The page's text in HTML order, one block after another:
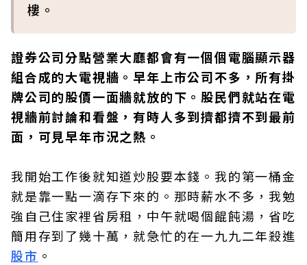
樓。
證券公司分點營業大廳都會有一個個電腦顯示器
組合成的大電視牆。早年上市公司不多，所有掛
牌公司的股價一面牆就放的下。股民們就站在電
視牆前討論和看盤，有時人多到擠都擠不到最前
面，可見早年市況之熱。
我開始工作後就知道炒股要本錢。我的第一桶金
就是靠一點一滴存下來的。那時薪水不多，我勉
強自己住家裡省房租，中午就喝個餛飩湯，省吃
簡用存到了幾十萬，就急忙的在一九九二年殺進
股市 。